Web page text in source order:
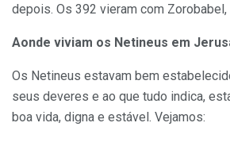
depois. Os 392 vieram com Zorobabel,
Aonde viviam os Netineus em
Os Netineus estavam bem
seus deveres e ao que tudo indica,
boa vida, digna e estável. Vejamos: